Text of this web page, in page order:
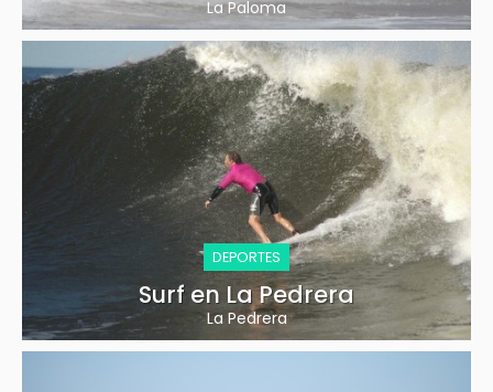
La Paloma
DEPORTES
Surf en La Pedrera
La Pedrera